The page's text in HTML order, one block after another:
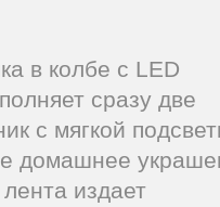
в колбе с LED
сразу две
с мягкой
домашнее
издает